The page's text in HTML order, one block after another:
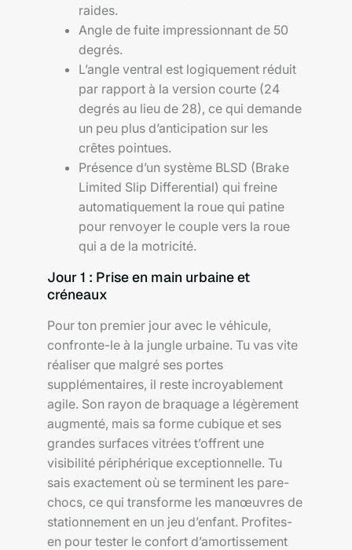
raides.
Angle de fuite impressionnant de 50
degrés.
L’angle ventral est logiquement réduit
par rapport à la version courte (24
degrés au lieu de 28), ce qui demande
un peu plus d’anticipation sur les
crêtes pointues.
Présence d’un système BLSD (Brake
Limited Slip Differential) qui freine
automatiquement la roue qui patine
pour renvoyer le couple vers la roue
qui a de la motricité.
Jour 1 : Prise en main urbaine et
créneaux
Pour ton premier jour avec le véhicule,
confronte-le à la jungle urbaine. Tu vas vite
réaliser que malgré ses portes
supplémentaires, il reste incroyablement
agile. Son rayon de braquage a légèrement
augmenté, mais sa forme cubique et ses
grandes surfaces vitrées t’offrent une
visibilité périphérique exceptionnelle. Tu
sais exactement où se terminent les pare-
chocs, ce qui transforme les manœuvres de
stationnement en un jeu d’enfant. Profites-
en pour tester le confort d’amortissement